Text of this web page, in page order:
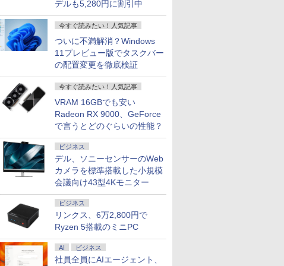
デルも5,280円に割引中
今すぐ読みたい！人気記事
ついに不満解消？Windows
11プレビュー版でタスクバー
の配置変更を徹底検証
今すぐ読みたい！人気記事
VRAM 16GBでも安い
Radeon RX 9000、GeForce
で言うとどのぐらいの性能？
ビジネス
デル、ソニーセンサーのWeb
カメラを標準搭載した小規模
会議向け43型4Kモニター
ビジネス
リンクス、6万2,800円で
Ryzen 5搭載のミニPC
AI ビジネス
社員全員にAIエージェント、